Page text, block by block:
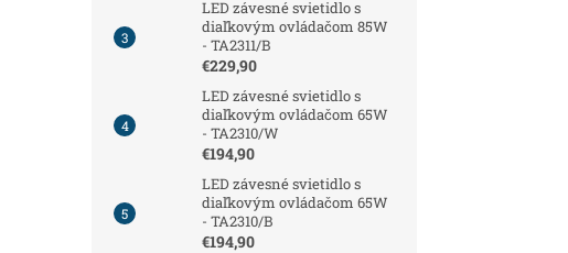
LED závesné svietidlo s
diaľkovým ovládačom 85W
- TA2311/B
€229,90
LED závesné svietidlo s
diaľkovým ovládačom 65W
- TA2310/W
€194,90
LED závesné svietidlo s
diaľkovým ovládačom 65W
- TA2310/B
€194,90